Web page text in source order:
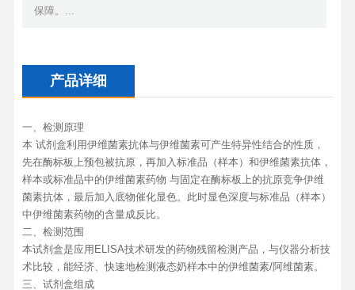
保障。...
产品详细
一、检测原理
本 试剂盒利用伊维菌素抗体与伊维菌素可产生特异性结合的性质，
先在酶标板上预包被抗原，再加入标准品（样本）和伊维菌素抗体，
样本或标准品中的伊维菌素药物 与固定在酶标板上的抗原竞争伊维
菌素抗体，最后加入底物催化显色。此时显色深度与标准品（样本）
中伊维菌素药物的含量成反比。
二、检测范围
本试剂盒是应用ELISA技术研发的药物残留检测产品，与仪器分析技
术比较，能经济、快速地检测液态奶样本中的伊维菌素/阿维菌素。
三、试剂盒组成